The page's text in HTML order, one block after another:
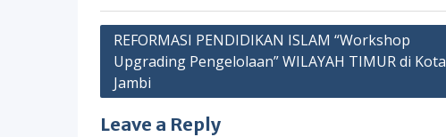
Post
navigation
REFORMASI PENDIDIKAN ISLAM “Workshop
Upgrading Pengelolaan” WILAYAH TIMUR di Kota
Jambi
Leave a Reply